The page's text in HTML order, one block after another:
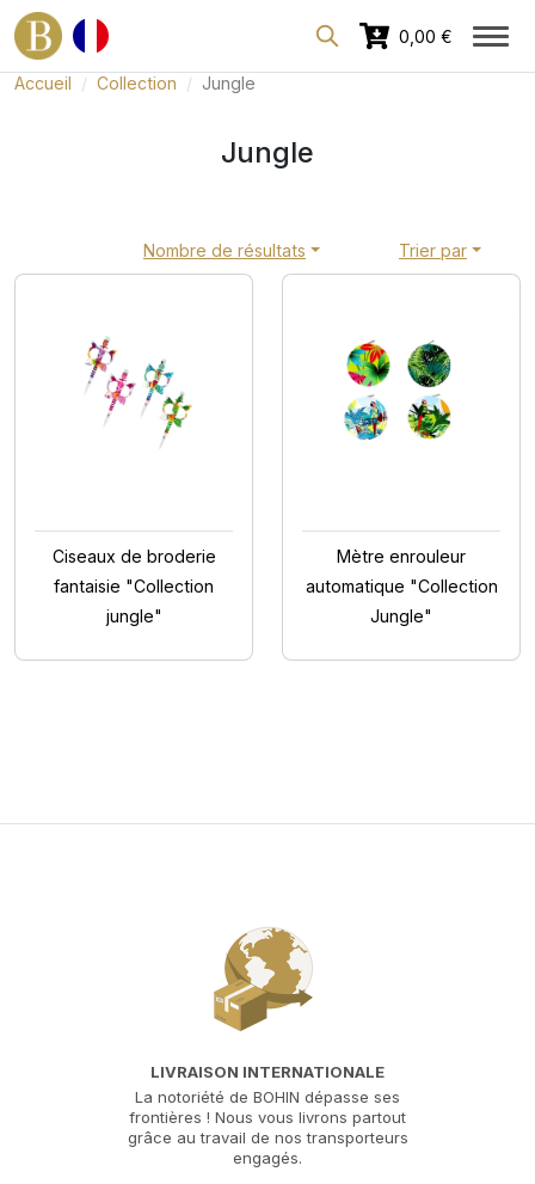
Espace dédié aux professionnels
0,00 €
Accueil Collection Jungle
Jungle
Trier par
Nombre de résultats
Ciseaux de broderie
fantaisie "Collection
jungle"
Mètre enrouleur
automatique "Collection
Jungle"
LIVRAISON INTERNATIONALE
La notoriété de BOHIN dépasse ses
frontières ! Nous vous livrons partout
grâce au travail de nos transporteurs
engagés.